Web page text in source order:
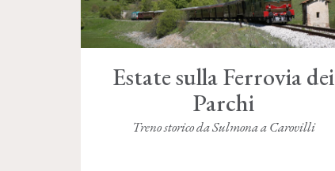
Estate sulla Ferrovia dei
Parchi
Treno storico da Sulmona a Carovilli